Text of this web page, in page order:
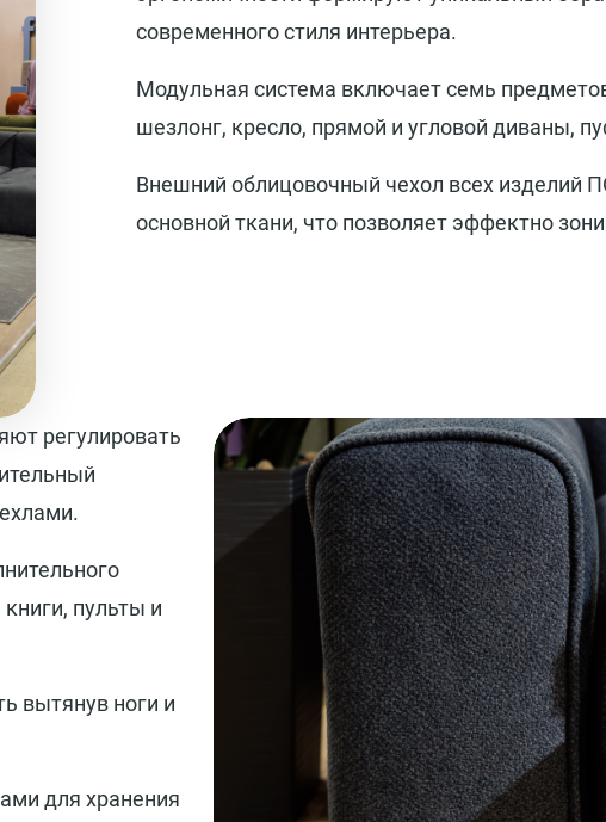
современного стиля интерьера.
Модульная система включает семь
шезлонг, кресло, прямой и угловой диваны,
Внешний облицовочный чехол всех изделий
основной ткани, что позволяет эффектно
регулировать
пульты и
вытянув ноги и
для хранения